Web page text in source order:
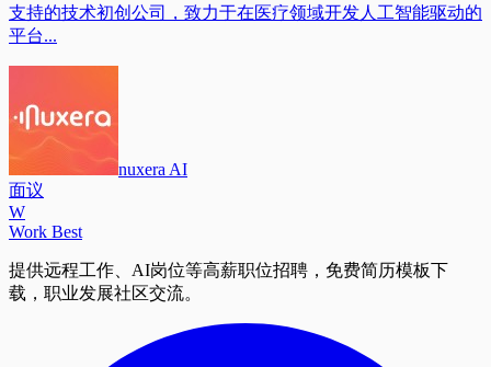
支持的技术初创公司，致力于在医疗领域开发人工智能驱动的
平台...
nuxera AI
面议
W
Work Best
提供远程工作、AI岗位等高薪职位招聘，免费简历模板下
载，职业发展社区交流。